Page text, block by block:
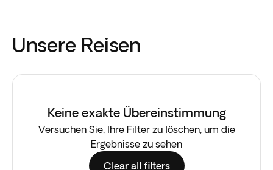
Unsere Reisen
Keine exakte Übereinstimmung
Versuchen Sie, Ihre Filter zu löschen, um die
Ergebnisse zu sehen
Clear all filters